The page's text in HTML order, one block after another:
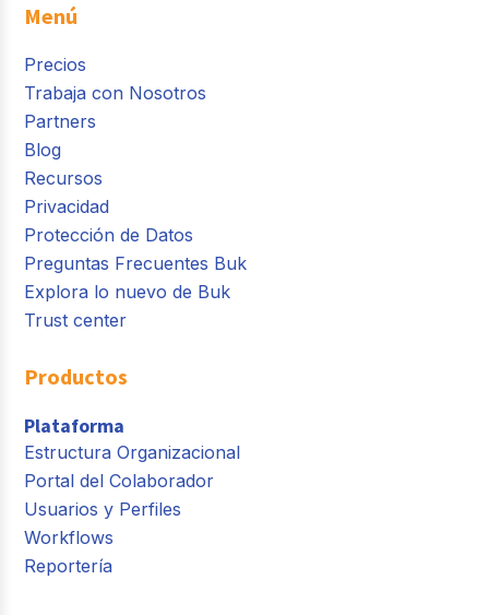
Menú
Precios
Trabaja con Nosotros
Partners
Blog
Recursos
Privacidad
Protección de Datos
Preguntas Frecuentes Buk
Explora lo nuevo de Buk
Trust center
Productos
Plataforma
Estructura Organizacional
Portal del Colaborador
Usuarios y Perfiles
Workflows
Reportería